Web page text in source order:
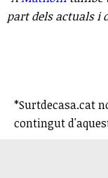
part dels actuals i
*Surtdecasa.cat
contingut